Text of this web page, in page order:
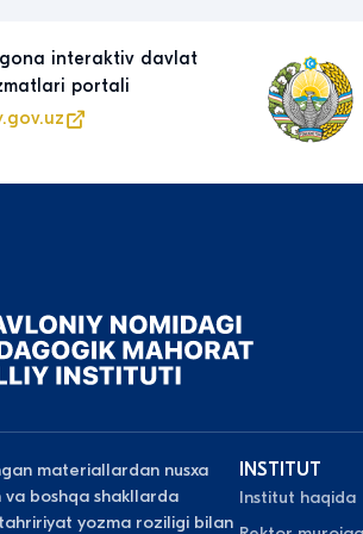
interaktiv davlat
portali
materiallardan nusxa
va boshqa shakllarda
yozma roziligi bilan
INSTITUT
Institut haqida